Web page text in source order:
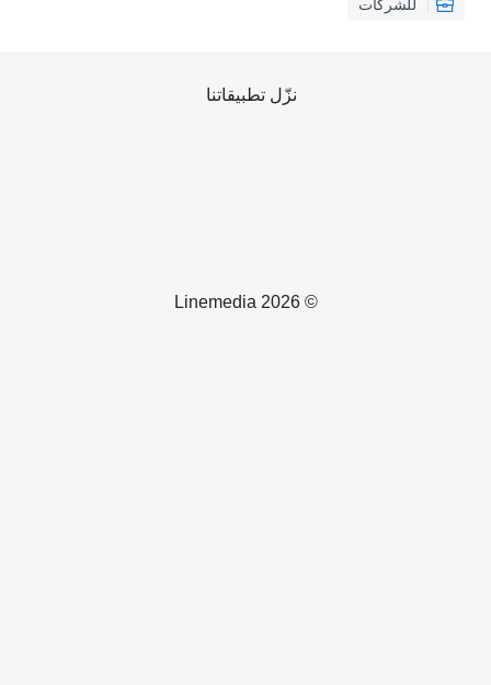
للشركات
© 2026 Linemedia
نزّل تطبيقاتنا